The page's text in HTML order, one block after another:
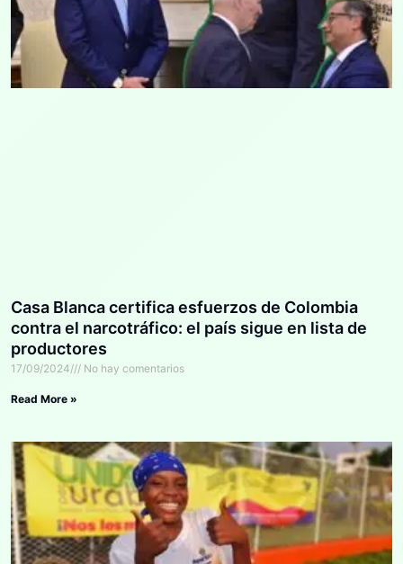
Casa Blanca certifica esfuerzos de Colombia
contra el narcotráfico: el país sigue en lista de
productores
17/09/2024 No hay comentarios
Read More »